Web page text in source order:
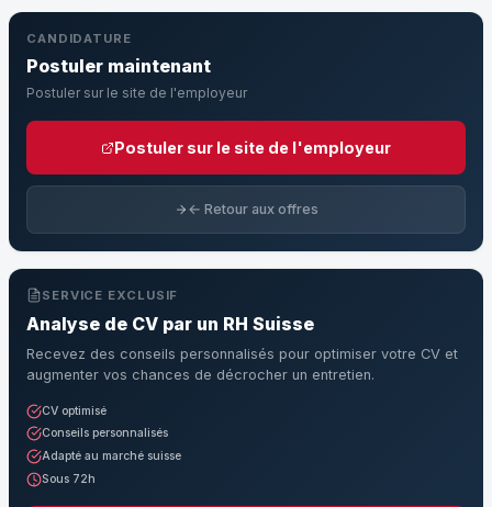
CANDIDATURE
Postuler maintenant
Postuler sur le site de l'employeur
Postuler sur le site de l'employeur
← Retour aux offres
SERVICE EXCLUSIF
Analyse de CV par un RH Suisse
Recevez des conseils personnalisés pour optimiser votre CV et
augmenter vos chances de décrocher un entretien.
CV optimisé
Conseils personnalisés
Adapté au marché suisse
Sous 72h